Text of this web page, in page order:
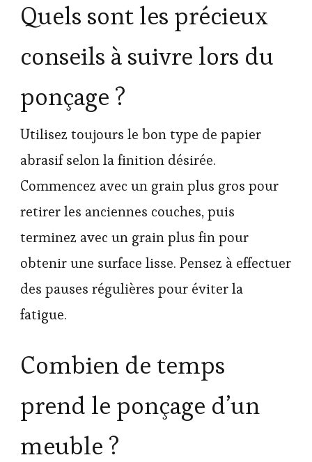
Quels sont les précieux
conseils à suivre lors du
ponçage ?
Utilisez toujours le bon type de papier
abrasif selon la finition désirée.
Commencez avec un grain plus gros pour
retirer les anciennes couches, puis
terminez avec un grain plus fin pour
obtenir une surface lisse. Pensez à effectuer
des pauses régulières pour éviter la
fatigue.
Combien de temps
prend le ponçage d’un
meuble ?